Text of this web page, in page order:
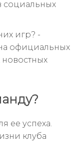
социальных
игр? -
официальных
новостных
ее успеха.
клуба